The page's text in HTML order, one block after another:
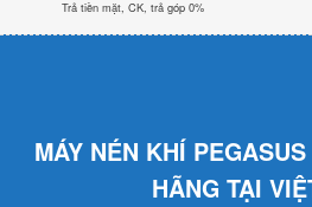
Trả tiền mặt, CK, trả góp 0%
MÁY NÉN KHÍ
HÃNG TẠI